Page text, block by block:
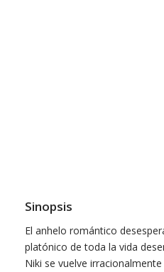
Sinopsis
El anhelo romántico
platónico de toda la vida
Niki se vuelve